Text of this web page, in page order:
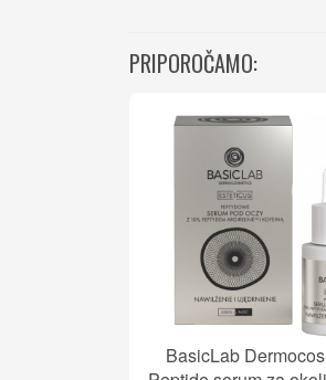
PRIPOROČAMO:
BasicLab